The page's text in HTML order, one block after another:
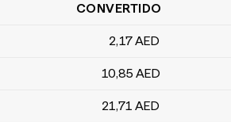
convertibles de Bosnia y Herzegovina a
CONVERTIDO
2,17AED
10,85 AED
21,71 AED